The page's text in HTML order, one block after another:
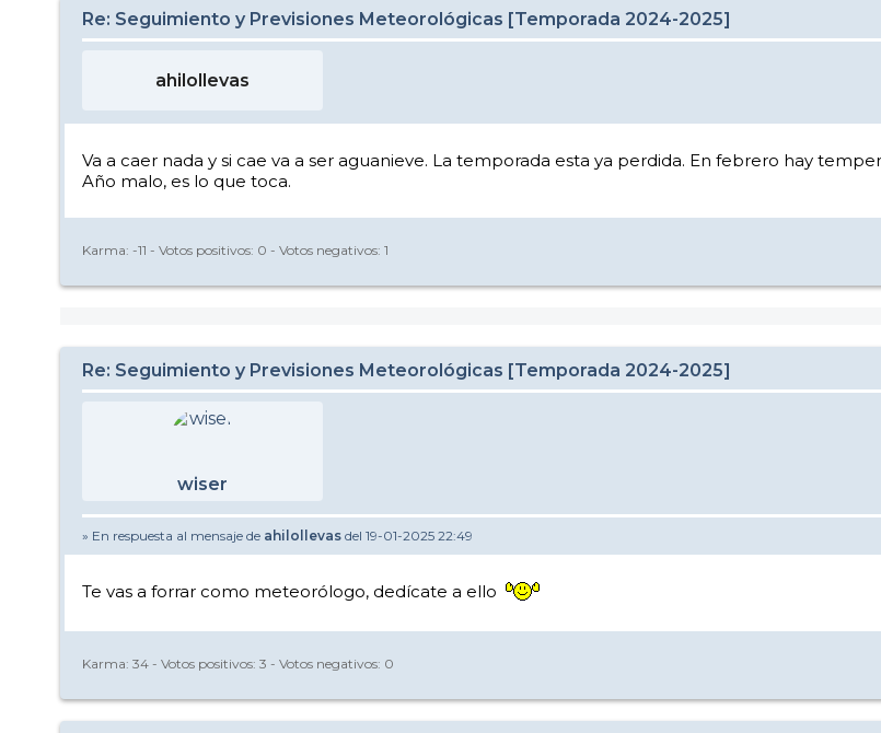
Re: Seguimiento y Previsiones Meteorológicas [Temporada 2024-2025]
ahilollevas
Va a caer nada y si cae va a ser aguanieve. La temporada esta ya perdida. En febrero hay
Año malo, es lo que toca.
Karma: -11 - Votos positivos: 0 - Votos negativos: 1
Re: Seguimiento y Previsiones Meteorológicas [Temporada 2024-2025]
wiser
» En respuesta al mensaje de ahilollevas del 19-01-2025 22:49
Te vas a forrar como meteorólogo, dedícate a ello
Karma: 34 - Votos positivos: 3 - Votos negativos: 0